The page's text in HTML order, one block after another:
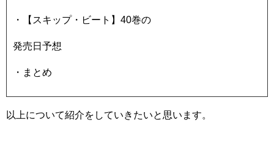
・【スキップ・ビート】40巻の
発売日予想
・まとめ
以上について紹介をしていきたいと思います。